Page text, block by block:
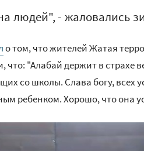
людей", - жаловались
о том, что жителей Жатая
"Алабай держит в страхе
со школы. Слава богу, всех
ребенком. Хорошо, что она